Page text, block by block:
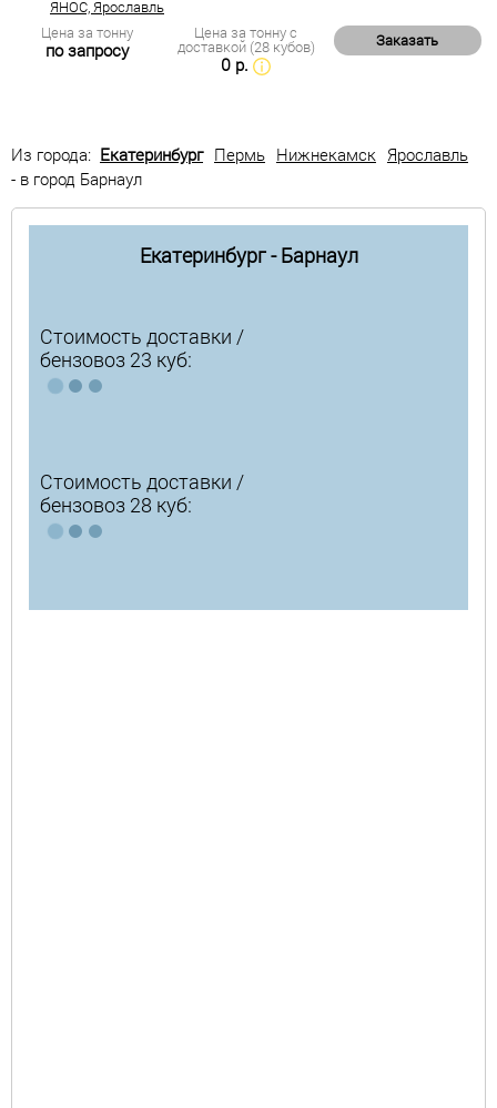
ЯНОС, Ярославль
Цена за тонну
по запросу
Цена за тонну с
доставкой (28 кубов)
0 р.
Заказать
Из города: Екатеринбург Пермь Нижнекамск Ярославль
- в город Барнаул
Екатеринбург - Барнаул
Стоимость доставки /
бензовоз 23 куб:
Стоимость доставки /
бензовоз 28 куб: